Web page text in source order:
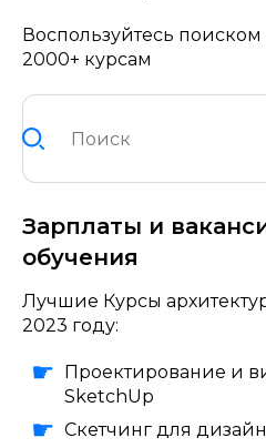
Воспользуйтесь
2000+ курсам
Зарплаты и
обучения
Лучшие Курсы
2023 году:
Проектирование и
SketchUp
Скетчинг для